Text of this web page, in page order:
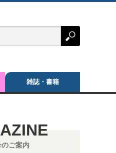
雑誌・書籍
ご案内